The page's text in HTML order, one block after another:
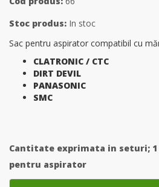
Stoc produs: In stoc
Sac pentru aspirator compatibil cu
CLATRONIC / CTC
DIRT DEVIL
PANASONIC
SMC
Cantitate exprimata in seturi;
pentru aspirator